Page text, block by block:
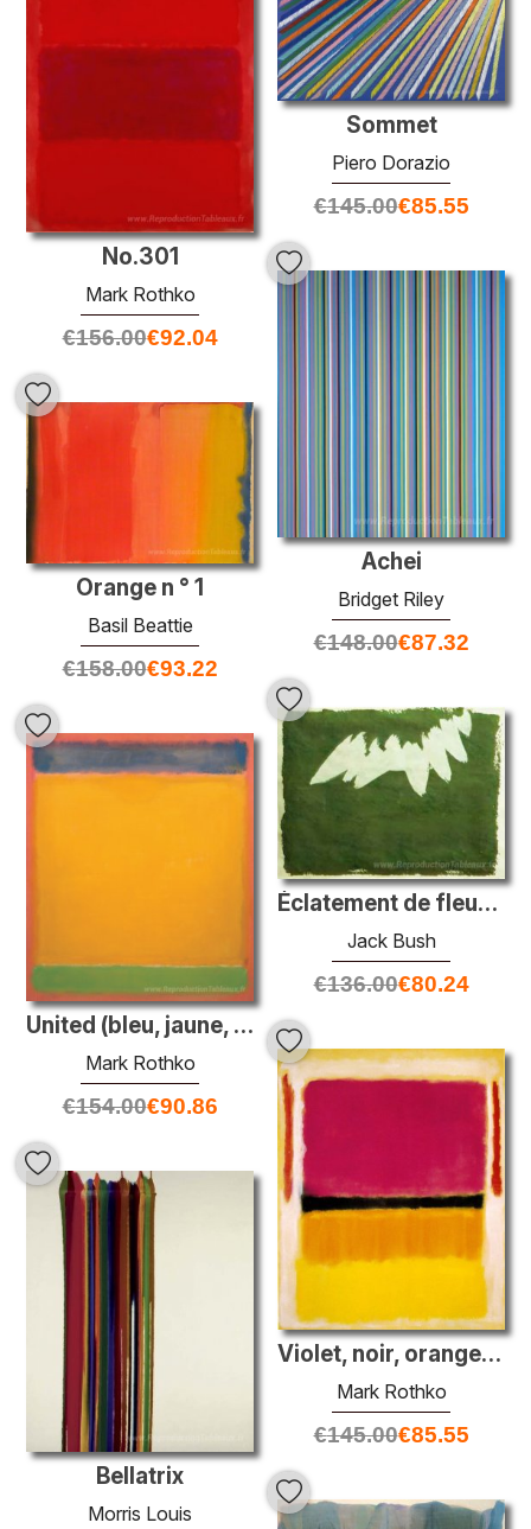
Sommet
Piero Dorazio
€145.00€85.55
No.301
Mark Rothko
€156.00€92.04
Achei
Bridget Riley
€148.00€87.32
Orange n ° 1
Basil Beattie
€158.00€93.22
Éclatement de fleur de pomme
Jack Bush
€136.00€80.24
United (bleu, jaune, vert sur rouge)
Mark Rothko
€154.00€90.86
Violet, noir, orange, jaune sur blanc et rouge
Mark Rothko
€145.00€85.55
Bellatrix
Morris Louis